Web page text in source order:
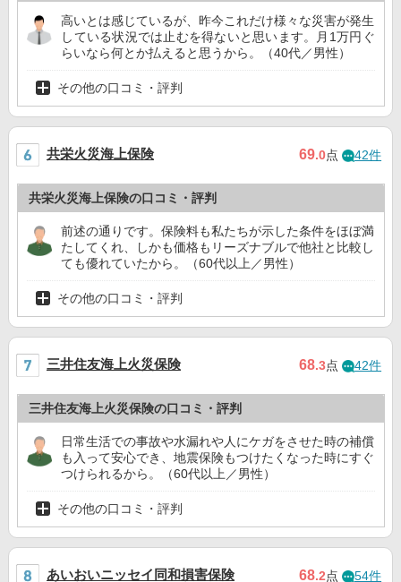
高いとは感じているが、昨今これだけ様々な災害が発生
している状況では止むを得ないと思います。月1万円ぐ
らいなら何とか払えると思うから。（40代／男性）
その他の口コミ・評判
共栄火災海上保険 69.0点 42件
共栄火災海上保険の口コミ・評判
前述の通りです。保険料も私たちが示した条件をほぼ満
たしてくれ、しかも価格もリーズナブルで他社と比較し
ても優れていたから。（60代以上／男性）
その他の口コミ・評判
三井住友海上火災保険 68.3点 42件
三井住友海上火災保険の口コミ・評判
日常生活での事故や水漏れや人にケガをさせた時の補償
も入って安心でき、地震保険もつけたくなった時にすぐ
つけられるから。（60代以上／男性）
その他の口コミ・評判
あいおいニッセイ同和損害保険 68.2点 54件